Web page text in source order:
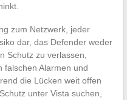
zum Netzwerk, jeder
dar, das Defender weder
Schutz zu verlassen,
falschen Alarmen und
die Lücken weit offen
unter Vista suchen,